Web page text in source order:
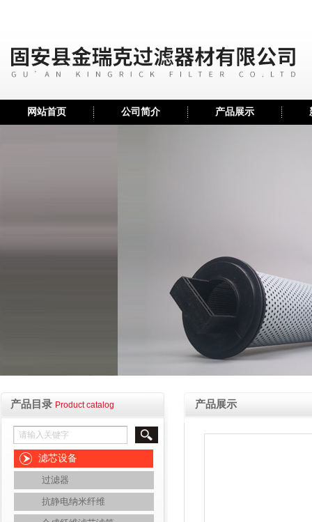
网站首页 公司简介 产品展示
产品目录 Product catalog
滤芯设备
过滤器
抗静电纳米纤维
产品展示